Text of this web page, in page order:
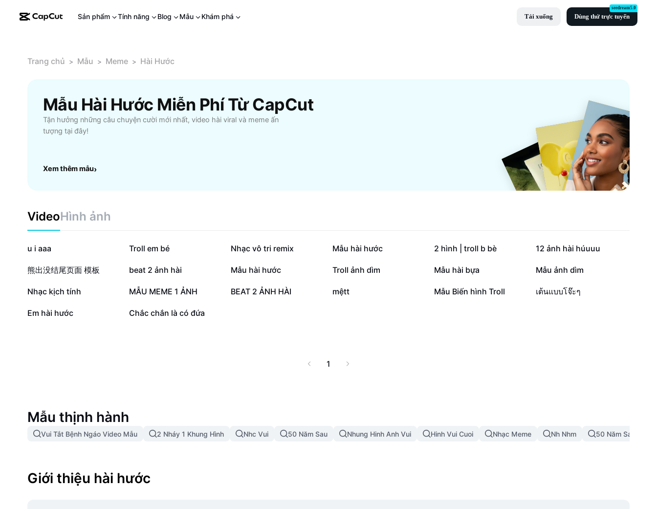
Sản phẩm Tính năng Blog Mẫu Khám phá Tải xuống Dùng thử trực tuyến
seedream5.0
Trang chủ > Mẫu > Meme > Hài Hước
Mẫu Hài Hước Miễn Phí Từ CapCut
Tận hưởng những câu chuyện cười mới nhất, video hài viral và meme ấn
tượng tại đây!
Xem thêm mẫu›
VideoHình ảnh
1,7 Tr
u i aaa 964,1 N
Troll em bé 662,5 N
Nhạc vô tri remix 473,9 N
Mẫu hài hước 302,8 N
2 hình | troll b bè 267,9 N
12 ảnh hài húuuu
206,3 N
熊出没结尾页面 模板 182,5 N
beat 2 ảnh hài 153,8 N
Mẫu hài hước 147,1 N
Troll ảnh dìm 140,9 N
Mẫu hài bựa 102,5 N
Mẫu ảnh dìm
58,1 N
Nhạc kịch tính 50,9 N
MẪU MEME 1 ẢNH 36,2 N
BEAT 2 ẢNH HÀI 22,8 N
mệtt 21,1 N
Mẫu Biến hình Troll 16,9 N
เต้นแบบโจ๊ะๆ
7,7 N
Em hài hước 1,9 N
Chắc chắn là có đứa
1
Mẫu thịnh hành
Vui Tắt Bệnh Ngáo Video Mẫu 2 Nháy 1 Khung Hình Nhc Vui 50 Năm Sau Nhung Hinh Anh Vui Hinh Vui Cuoi Nhạc Meme Nh Nhm 50 Năm Sau 1 Ảnh
Giới thiệu hài hước